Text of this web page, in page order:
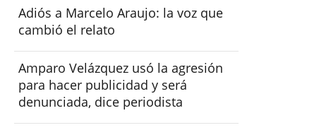
Adiós a Marcelo Araujo: la voz que
cambió el relato
Amparo Velázquez usó la agresión
para hacer publicidad y será
denunciada, dice periodista